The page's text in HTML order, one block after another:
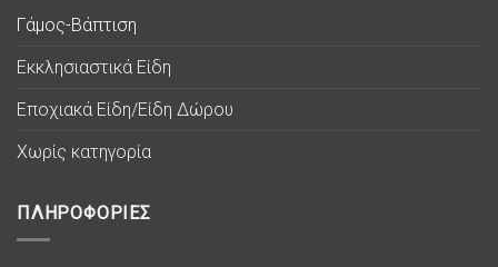
Γάμος-Βάπτιση
Εκκλησιαστικά Είδη
Εποχιακά Είδη/Είδη Δώρου
Χωρίς κατηγορία
ΠΛΗΡΟΦΟΡΙΕΣ